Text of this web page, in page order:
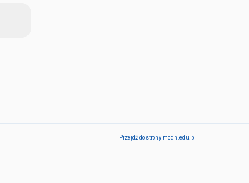
Przejdź do strony mcdn.edu.pl